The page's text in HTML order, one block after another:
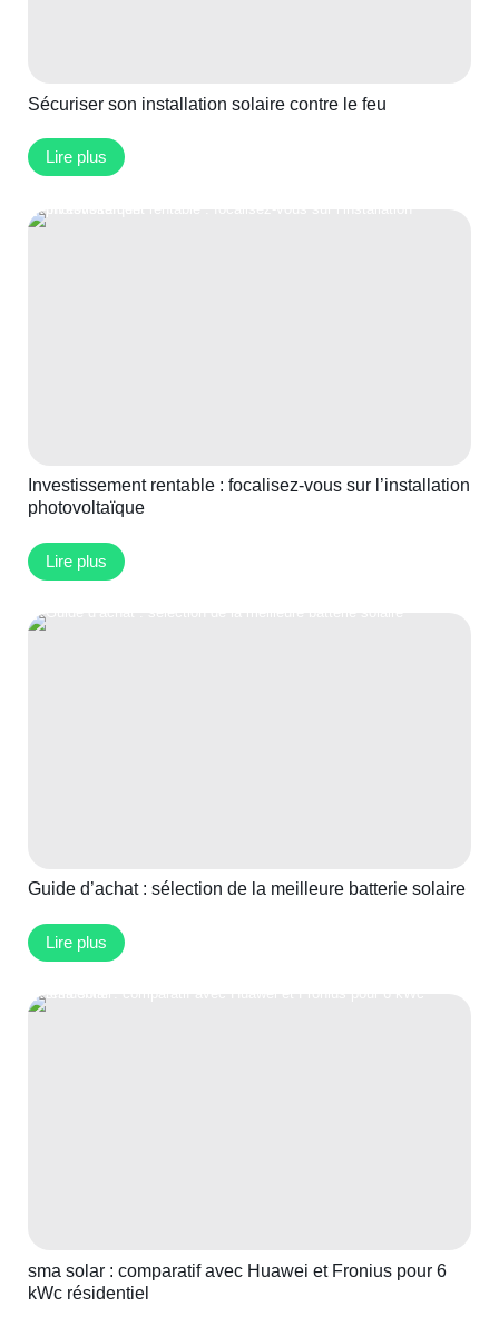
Sécuriser son installation solaire contre le feu
Lire plus
Investissement rentable : focalisez-vous sur l’installation
photovoltaïque
Lire plus
Guide d’achat : sélection de la meilleure batterie solaire
Lire plus
sma solar : comparatif avec Huawei et Fronius pour 6
kWc résidentiel